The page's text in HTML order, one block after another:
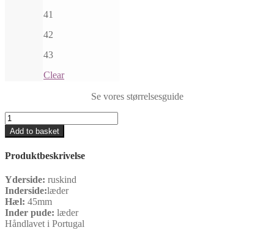
41
42
43
Clear
Se vores størrelsesguide
Style
Sophie
-
quantity
Add to basket
Produktbeskrivelse
Yderside: ruskind
Inderside:læder
Hæl: 45mm
Inder pude: læder
Håndlavet i Portugal